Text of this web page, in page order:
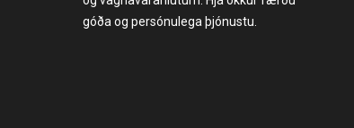
góða og persónulega þjónustu.